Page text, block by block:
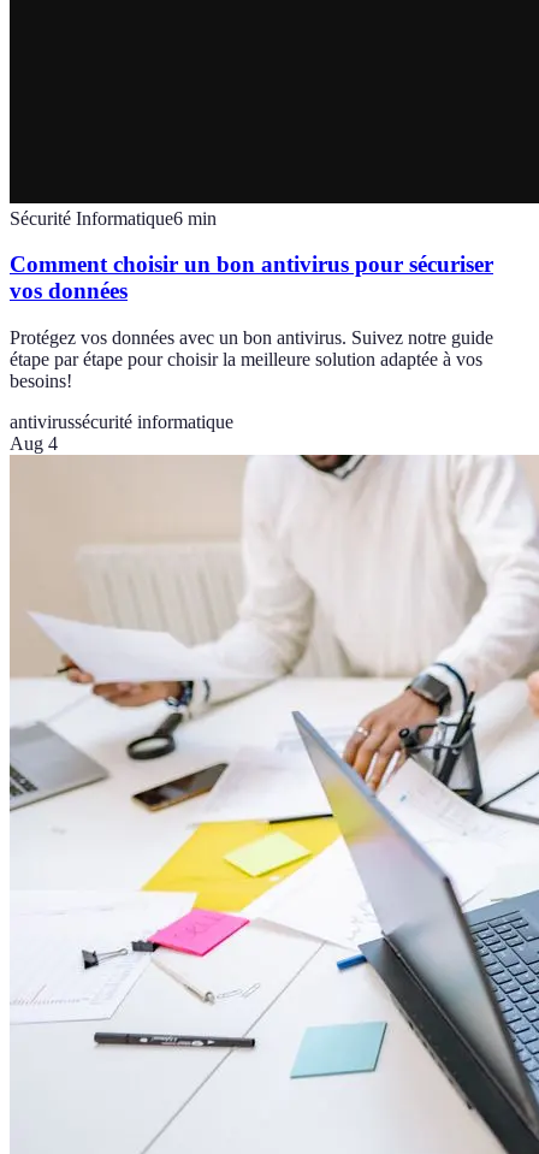
Sécurité Informatique6 min
Comment choisir un bon antivirus pour sécuriser
vos données
Protégez vos données avec un bon antivirus. Suivez notre guide
étape par étape pour choisir la meilleure solution adaptée à vos
besoins!
antivirussécurité informatique
Aug 4